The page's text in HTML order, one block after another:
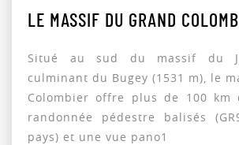
LE MASSIF DU GRAND
Situé au sud du massif du
culminant du Bugey (1531 m), le
Colombier offre plus de 100 km
randonnée pédestre balisés
pays) et une vue pano1